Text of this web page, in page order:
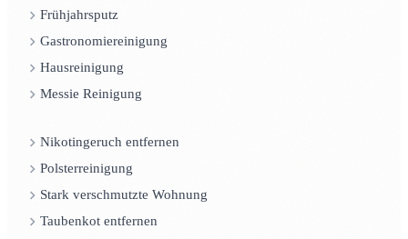
Frühjahrsputz
Gastronomiereinigung
Hausreinigung
Messie Reinigung
Nikotingeruch entfernen
Polsterreinigung
Stark verschmutzte Wohnung
Taubenkot entfernen